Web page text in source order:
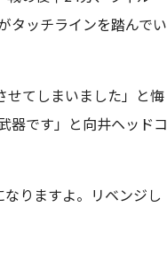
タッチラインを踏んでい
せてしまいました」と悔
器です」と向井ヘッドコ
りますよ。リベンジし